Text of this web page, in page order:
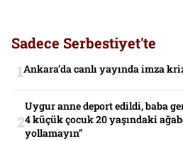
Sadece Serbestiyet'te
Ankara’da canlı yayında imza
Uygur anne deport edildi, baba
4 küçük çocuk 20 yaşındaki
yollamayın”